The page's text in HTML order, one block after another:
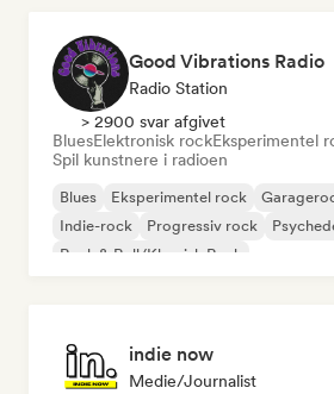
Good Vibrations Radio
Radio Station
> 2900 svar afgivet
BluesElektronisk rockEksperimentel
Spil kunstnere i radioen
Blues Eksperimentel rock
Indie-rock
Progressiv rock
Rock & Roll/Klassisk Rock
indie now
Medie/journalist